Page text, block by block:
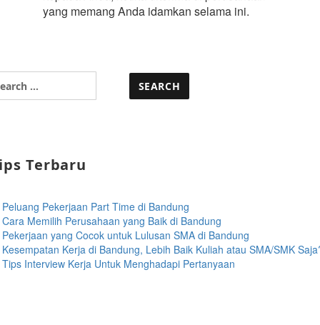
yang memang Anda idamkan selama ini.
Terbaru
Peluang Pekerjaan Part Time di Bandung
Cara Memilih Perusahaan yang Baik di Bandung
Pekerjaan yang Cocok untuk Lulusan SMA di Bandung
Kesempatan Kerja di Bandung, Lebih Baik Kuliah atau SMA/SMK
Tips Interview Kerja Untuk Menghadapi Pertanyaan